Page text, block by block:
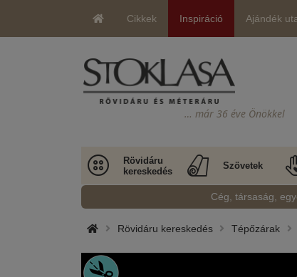
Cikkek Inspiráció Ajándék
… már 36 éve Önökkel
Rövidáru
kereskedés
Szövetek
Cég, társaság,
Rövidáru kereskedés Tépőzárak